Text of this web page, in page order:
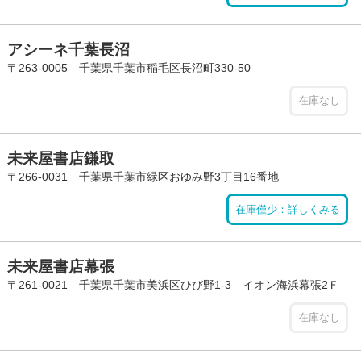
アシーネ千葉長沼
〒263-0005 千葉県千葉市稲毛区長沼町330-50
在庫なし
未来屋書店鎌取
〒266-0031 千葉県千葉市緑区おゆみ野3丁目16番地
在庫僅少：詳しくみる
未来屋書店幕張
〒261-0021 千葉県千葉市美浜区ひび野1-3 イオン海浜幕張2Ｆ
在庫なし